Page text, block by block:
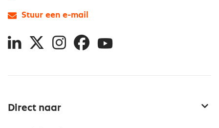
Direct naar
Stuur een e-mail
LinkedIn
X InstagramFacebookYouTube